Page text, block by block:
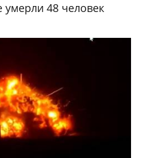
48 человек